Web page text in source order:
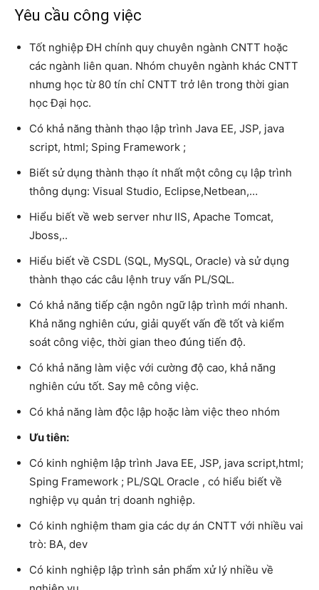
Yêu cầu công việc
Tốt nghiệp ĐH chính quy chuyên ngành CNTT hoặc
các ngành liên quan. Nhóm chuyên ngành khác CNTT
nhưng học từ 80 tín chỉ CNTT trở lên trong thời gian
học Đại học.
Có khả năng thành thạo lập trình Java EE, JSP, java
script, html; Sping Framework ;
Biết sử dụng thành thạo ít nhất một công cụ lập trình
thông dụng: Visual Studio, Eclipse,Netbean,…
Hiểu biết về web server như IIS, Apache Tomcat,
Jboss,..
Hiểu biết về CSDL (SQL, MySQL, Oracle) và sử dụng
thành thạo các câu lệnh truy vấn PL/SQL.
Có khả năng tiếp cận ngôn ngữ lập trình mới nhanh.
Khả năng nghiên cứu, giải quyết vấn đề tốt và kiểm
soát công việc, thời gian theo đúng tiến độ.
Có khả năng làm việc với cường độ cao, khả năng
nghiên cứu tốt. Say mê công việc.
Có khả năng làm độc lập hoặc làm việc theo nhóm
Ưu tiên:
Có kinh nghiệm lập trình Java EE, JSP, java script,html;
Sping Framework ; PL/SQL Oracle , có hiểu biết về
nghiệp vụ quản trị doanh nghiệp.
Có kinh nghiệm tham gia các dự án CNTT với nhiều vai
trò: BA, dev
Có kinh nghiệp lập trình sản phẩm xử lý nhiều về